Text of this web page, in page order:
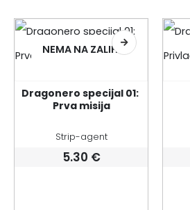
NEMA NA ZALIHI
Dragonero specijal 01:
Prva misija
Strip-agent
5.30 €